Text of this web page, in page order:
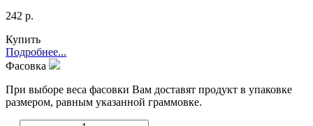
242 р.
Купить
Подробнее...
Фасовка
При выборе веса фасовки Вам доставят продукт в упаковке
размером, равным указанной граммовке.